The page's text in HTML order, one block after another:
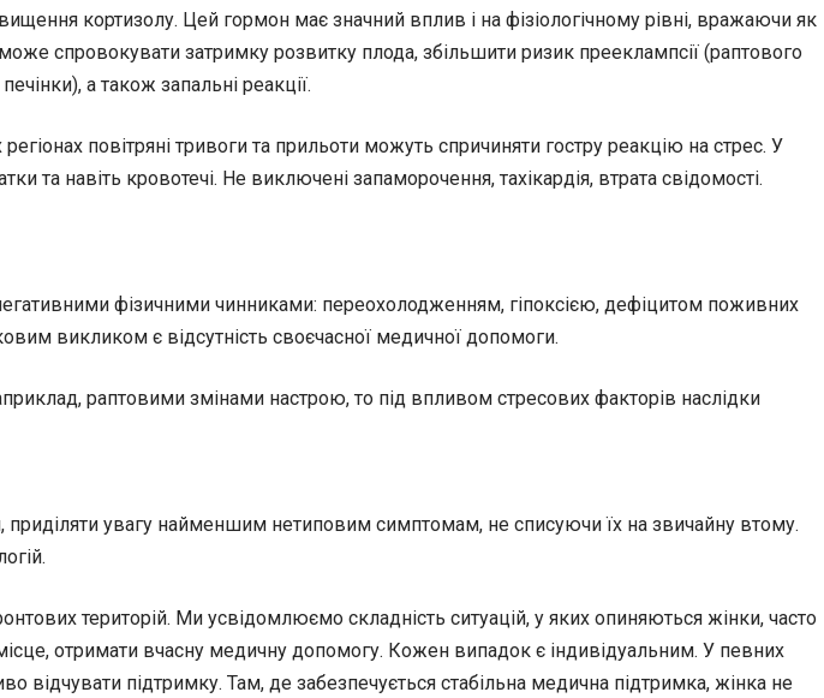
кортизолу. Цей гормон має значний вплив і на фізіологічному рівні, вражаючи як
спровокувати затримку розвитку плода, збільшити ризик прееклампсії (раптового
а також запальні реакції.
повітряні тривоги та прильоти можуть спричиняти гостру реакцію на стрес. У
та навіть кровотечі. Не виключені запаморочення, тахікардія, втрата свідомості.
фізичними чинниками: переохолодженням, гіпоксією, дефіцитом поживних
викликом є відсутність своєчасної медичної допомоги.
раптовими змінами настрою, то під впливом стресових факторів наслідки
увагу найменшим нетиповим симптомам, не списуючи їх на звичайну втому.
територій. Ми усвідомлюємо складність ситуацій, у яких опиняються жінки, часто
отримати вчасну медичну допомогу. Кожен випадок є індивідуальним. У певних
підтримку. Там, де забезпечується стабільна медична підтримка, жінка не